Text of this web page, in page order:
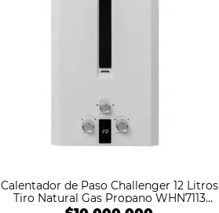
Calentador de Paso Challenger 12 Litros
Tiro Natural Gas Propano WHN7113